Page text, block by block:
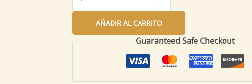
AÑADIR AL CARRITO
Guaranteed Safe Checkout